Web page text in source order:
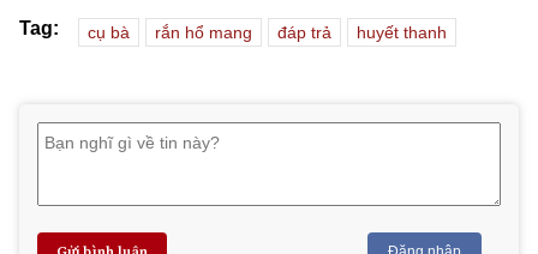
Tag: cụ bà rắn hổ mang đáp trả huyết thanh